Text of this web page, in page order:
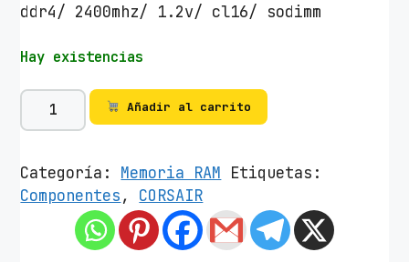
ddr4/ 2400mhz/ 1.2v/ cl16/ sodimm
Hay existencias
M
e
o
r
Añadir al carrito
Categoría: Memoria RAM Etiquetas:
Componentes, CORSAIR